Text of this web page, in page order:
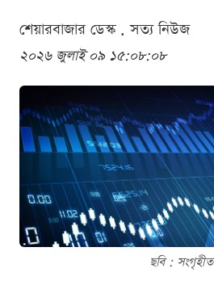
শেয়ারবাজার ডেস্ক . সত্য নিউজ
২০২৬ জুলাই ০৯ ১৫:০৮:০৮
ছবি : সংগৃহীত